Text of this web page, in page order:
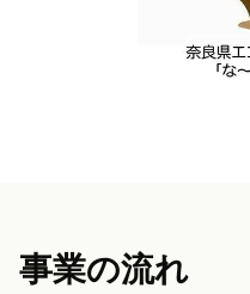
事業の流れ